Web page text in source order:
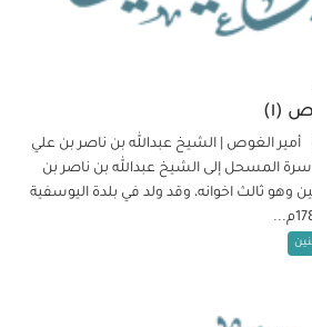
(١)
وإمارة الغوص (١) أمير الغوص | الشيخ عبدالله بن ناصر بن علي
المسحل إلى الشيخ عبدالله بن ناصر بن
وهو ثالث اخوانه، وقد ولد في بلدة اليوسفية